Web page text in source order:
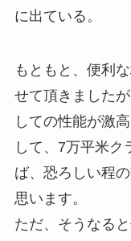
に出ている。
もともと、便利
せて頂きました
しての性能が激
して、7万平米ク
ば、恐ろしい程
思います。
ただ、そうなる